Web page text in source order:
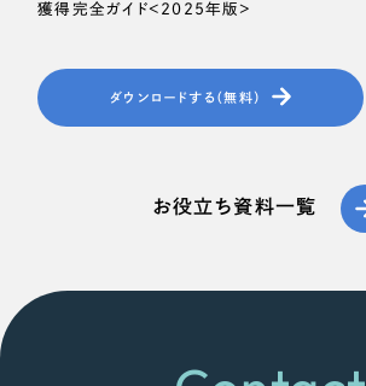
獲得完全ガイド＜2025年版＞
ダウンロードする（無料）
お役立ち資料一覧